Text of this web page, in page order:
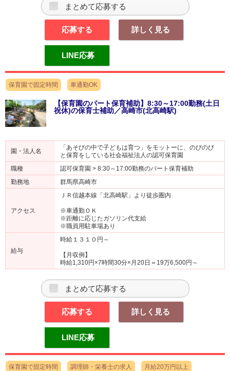
まとめて応募する
応募する 詳しく見る
LINE応募
保育園で固定時間 車通勤OK
【保育園のパート保育補助】8:30～17:00勤務(土日
祝休)の保育士補助／高崎市(北高崎駅)
園・法人名
「あそびの中で子どもは育つ」をモットーに、のびのび
と保育をしている社会福祉法人の認可保育園
職種
認可保育園 > 8:30～17:00勤務のパート保育補助
勤務地
群馬県高崎市
アクセス
ＪＲ信越本線「北高崎駅」より徒歩圏内
※車通勤ＯＫ
※距離に応じたガソリン代支給
※職員用駐車場あり
給与
時給１３１０円～
【月収例】
時給1,310円×7時間30分×月20日＝19万6,500円～
まとめて応募する
応募する 詳しく見る
LINE応募
保育園で固定時間 調理師・栄養士の求人 月給20万円以上